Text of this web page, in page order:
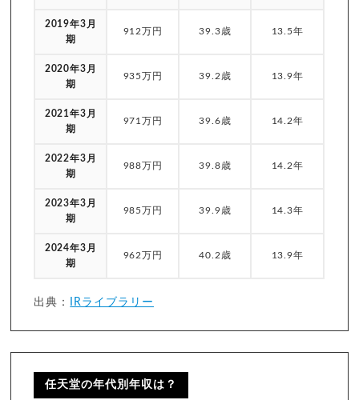
2019年3月
期
912万円 39.3歳 13.5年
2020年3月
期
935万円 39.2歳 13.9年
2021年3月
期
971万円 39.6歳 14.2年
2022年3月
期
988万円 39.8歳 14.2年
2023年3月
期
985万円 39.9歳 14.3年
2024年3月
期
962万円 40.2歳 13.9年
出典： IRライブラリー
任天堂の年代別年収は？